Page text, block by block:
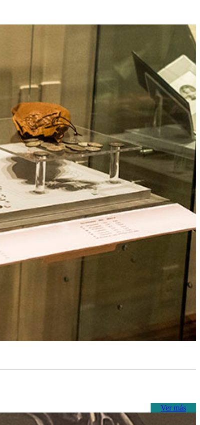
Ver más